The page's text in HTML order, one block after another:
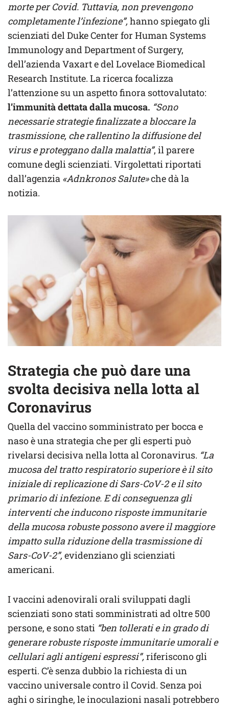
morte per Covid. Tuttavia, non prevengono
completamente l’infezione”,hanno spiegato gli
scienziati del Duke Center for Human Systems
Immunology and Department of Surgery,
dell’azienda Vaxart e del Lovelace Biomedical
Research Institute. La ricerca focalizza
l’attenzione su un aspetto finora sottovalutato:
l’immunità dettata dalla mucosa. “Sono
necessarie strategie finalizzate a bloccare la
trasmissione, che rallentino la diffusione del
virus e proteggano dalla malattia”, il parere
comune degli scienziati. Virgolettati riportati
dall’agenzia «Adnkronos Salute»che dà la
notizia.
Strategia che può dare una
svolta decisiva nella lotta al
Coronavirus
Quella del vaccino somministrato per bocca e
naso è una strategia che per gli esperti può
rivelarsi decisiva nella lotta al Coronavirus. “La
mucosa del tratto respiratorio superiore è il sito
iniziale di replicazione di Sars-CoV-2 e il sito
primario di infezione. E di conseguenza gli
interventi che inducono risposte immunitarie
della mucosa robuste possono avere il maggiore
impatto sulla riduzione della trasmissione di
Sars-CoV-2”,evidenziano gli scienziati
americani.
I vaccini adenovirali orali sviluppati dagli
scienziati sono stati somministrati ad oltre 500
persone, e sono stati “ben tollerati e in grado di
generare robuste risposte immunitarie umorali e
cellulari agli antigeni espressi”,riferiscono gli
esperti. C’è senza dubbio la richiesta di un
vaccino universale contro il Covid. Senza poi
aghi o siringhe, le inoculazioni nasali potrebbero